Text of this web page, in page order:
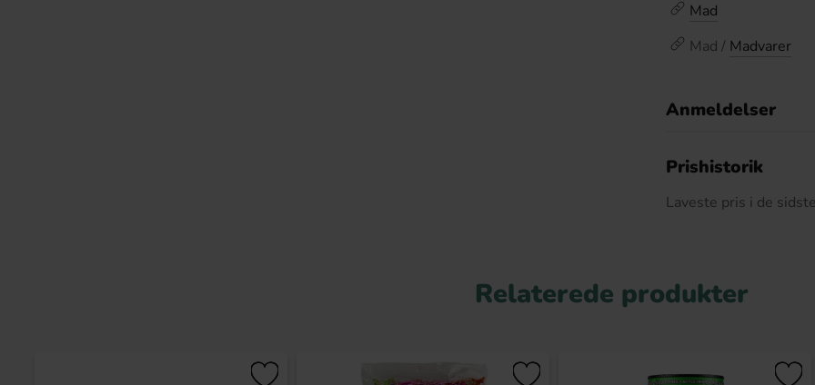
Mad
Mad / Madvarer
Anmeldelser
Prishistorik
Laveste pris i de
Relaterede produkter